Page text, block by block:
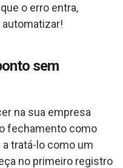
o erro entra,
automatizar!
sem
na sua empresa
fechamento como
tratá-lo como um
no primeiro registro